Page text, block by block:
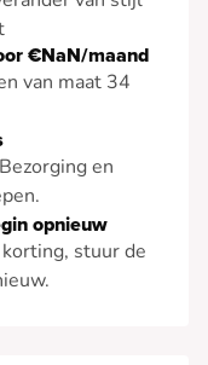
€NaN/maand
van maat 34
en
opnieuw
stuur de